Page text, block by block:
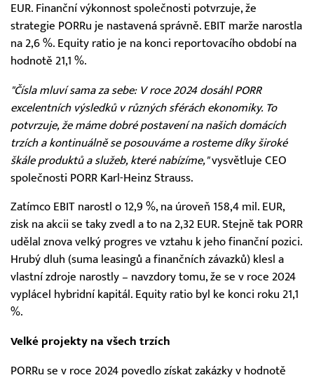
EUR. Finanční výkonnost společnosti potvrzuje, že
strategie PORRu je nastavená správně. EBIT marže narostla
na 2,6 %. Equity ratio je na konci reportovacího období na
hodnotě 21,1 %.
"Čísla mluví sama za sebe: V roce 2024 dosáhl PORR
excelentních výsledků v různých sférách ekonomiky. To
potvrzuje, že máme dobré postavení na našich domácích
trzích a kontinuálně se posouváme a rosteme díky široké
škále produktů a služeb, které nabízíme,"vysvětluje CEO
společnosti PORR Karl-Heinz Strauss.
Zatímco EBIT narostl o 12,9 %, na úroveň 158,4 mil. EUR,
zisk na akcii se taky zvedl a to na 2,32 EUR. Stejně tak PORR
udělal znova velký progres ve vztahu k jeho finanční pozici.
Hrubý dluh (suma leasingů a finančních závazků) klesl a
vlastní zdroje narostly – navzdory tomu, že se v roce 2024
vyplácel hybridní kapitál. Equity ratio byl ke konci roku 21,1
%.
Velké projekty na všech trzích
PORRu se v roce 2024 povedlo získat zakázky v hodnotě